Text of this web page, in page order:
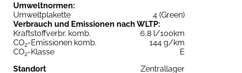
Umweltnormen:
Umweltplakette
4 (Green)
Verbrauch und Emissionen nach WLTP:
Kraftstoffverbr. komb.
6,8 l/100km
CO2-Emissionen komb.
144 g/km
CO2-Klasse
E
Standort
Zentrallager